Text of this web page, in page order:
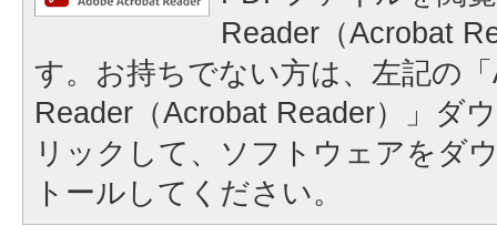
Reader（Acrobat
す。お持ちでない方は、左記の
Reader（Acrobat Reader）」ダ
リックして、ソフトウェアをダ
トールしてください。